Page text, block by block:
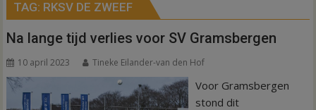
TAG: RKSV DE ZWEEF
Na lange tijd verlies voor SV Gramsbergen
10 april 2023 Tineke Eilander-van den Hof
Voor Gramsbergen
stond dit